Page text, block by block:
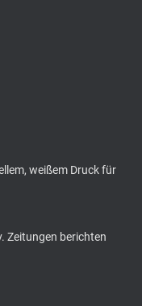
weißem Druck für
Zeitungen berichten